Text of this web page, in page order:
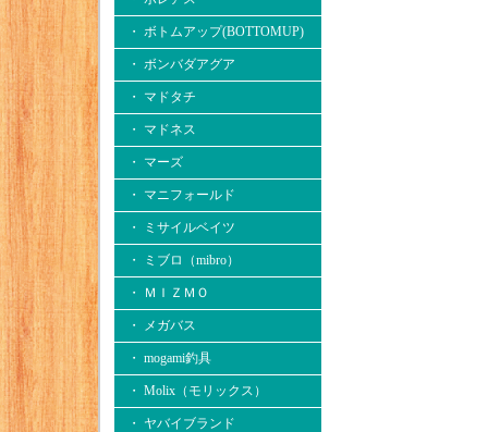
・ ボトムアップ(BOTTOMUP)
・ ボンバダアグア
・ マドタチ
・ マドネス
・ マーズ
・ マニフォールド
・ ミサイルベイツ
・ ミブロ（mibro）
・ ＭＩＺＭＯ
・ メガバス
・ mogami釣具
・ Molix（モリックス）
・ ヤバイブランド